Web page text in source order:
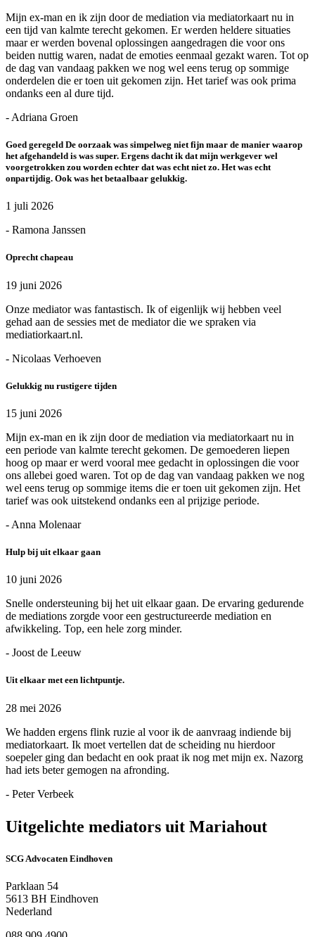
Mijn ex-man en ik zijn door de mediation via mediatorkaart nu in
een tijd van kalmte terecht gekomen. Er werden heldere situaties
maar er werden bovenal oplossingen aangedragen die voor ons
beiden nuttig waren, nadat de emoties eenmaal gezakt waren. Tot op
de dag van vandaag pakken we nog wel eens terug op sommige
onderdelen die er toen uit gekomen zijn. Het tarief was ook prima
ondanks een al dure tijd.
- Adriana Groen
Goed geregeld De oorzaak was simpelweg niet fijn maar de manier waarop
het afgehandeld is was super. Ergens dacht ik dat mijn werkgever wel
voorgetrokken zou worden echter dat was echt niet zo. Het was echt
onpartijdig. Ook was het betaalbaar gelukkig.
1 juli 2026
- Ramona Janssen
Oprecht chapeau
19 juni 2026
Onze mediator was fantastisch. Ik of eigenlijk wij hebben veel
gehad aan de sessies met de mediator die we spraken via
mediatiorkaart.nl.
- Nicolaas Verhoeven
Gelukkig nu rustigere tijden
15 juni 2026
Mijn ex-man en ik zijn door de mediation via mediatorkaart nu in
een periode van kalmte terecht gekomen. De gemoederen liepen
hoog op maar er werd vooral mee gedacht in oplossingen die voor
ons allebei goed waren. Tot op de dag van vandaag pakken we nog
wel eens terug op sommige items die er toen uit gekomen zijn. Het
tarief was ook uitstekend ondanks een al prijzige periode.
- Anna Molenaar
Hulp bij uit elkaar gaan
10 juni 2026
Snelle ondersteuning bij het uit elkaar gaan. De ervaring gedurende
de mediations zorgde voor een gestructureerde mediation en
afwikkeling. Top, een hele zorg minder.
- Joost de Leeuw
Uit elkaar met een lichtpuntje.
28 mei 2026
We hadden ergens flink ruzie al voor ik de aanvraag indiende bij
mediatorkaart. Ik moet vertellen dat de scheiding nu hierdoor
soepeler ging dan bedacht en ook praat ik nog met mijn ex. Nazorg
had iets beter gemogen na afronding.
- Peter Verbeek
Uitgelichte mediators uit Mariahout
SCG Advocaten Eindhoven
Parklaan 54
5613 BH Eindhoven
Nederland